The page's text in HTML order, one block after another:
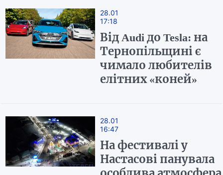
28.01
17:18
Від Audi до Tesla: на
Тернопільщині є
чимало любителів
елітних «коней»
28.01
16:47
На фестивалі у
Настасові панувала